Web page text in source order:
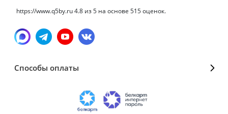
https://www.q5by.ru4.8 из5 на основе 515оценок.
Способы оплаты